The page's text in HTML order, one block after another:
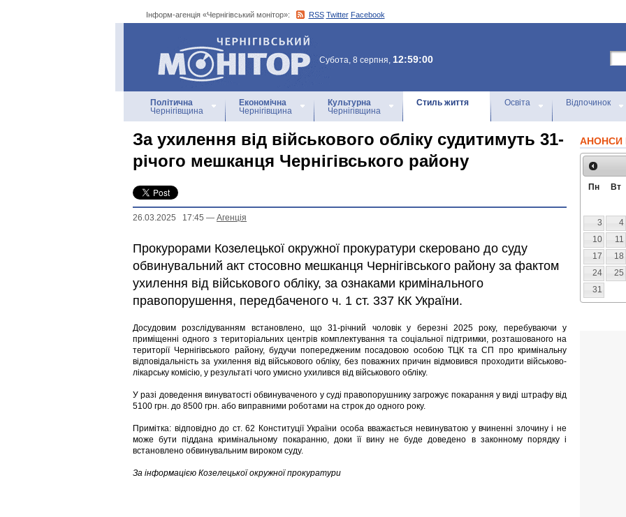
Інформ-агенція «Чернігівський монітор»: RSS Twitter Facebook
Інформ-агенція
«Чернігівський монітор»
Субота, 8 серпня, 12:59:00
Політична
Чернігівщина
Економічна
Чернігівщина
Культурна
Чернігівщина
Стиль життя Освіта Відпочинок
За ухилення від військового обліку судитимуть 31-
річого мешканця Чернігівського району
26.03.2025 17:45 — Агенцiя
Прокурорами Козелецької окружної прокуратури скеровано до суду
обвинувальний акт стосовно мешканця Чернігівського району за фактом
ухилення від військового обліку, за ознаками кримінального
правопорушення, передбаченого ч. 1 ст. 337 КК України.
Досудовим розслідуванням встановлено, що 31-річний чоловік у березні 2025 року, перебуваючи у
приміщенні одного з територіальних центрів комплектування та соціальної підтримки, розташованого на
території Чернігівського району, будучи попередженим посадовою особою ТЦК та СП про кримінальну
відповідальність за ухилення від військового обліку, без поважних причин відмовився проходити військово-
лікарську комісію, у результаті чого умисно ухилився від військового обліку.
У разі доведення винуватості обвинуваченого у суді правопорушнику загрожує покарання у виді штрафу від
5100 грн. до 8500 грн. або виправними роботами на строк до одного року.
Примітка: відповідно до ст. 62 Конституції України особа вважається невинуватою у вчиненні злочину і не
може бути піддана кримінальному покаранню, доки її вину не буде доведено в законному порядку і
встановлено обвинувальним вироком суду.
За інформацією Козелецької окружної прокуратури
АНОНСИ
Пн Вт
3
4
10
11
17
18
24
25
31